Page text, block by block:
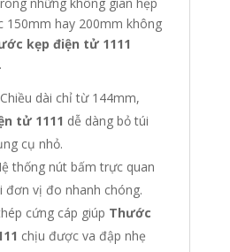
150mm hay 200mm không
kẹp điện tử 1111
Chiều dài chỉ từ 144mm,
tử 1111 dễ dàng bỏ túi
cụ nhỏ.
thống nút bấm trực quan
đơn vị đo nhanh chóng.
cứng cáp giúp Thước
chịu được va đập nhẹ